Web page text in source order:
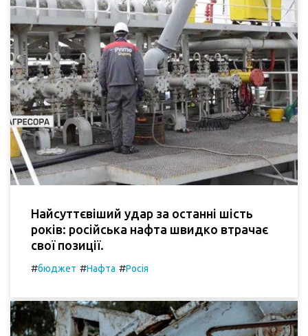
Найсуттєвіший удар за останні шість
років: російська нафта швидко втрачає
свої позиції.
#бюджет #Нафта #Росія